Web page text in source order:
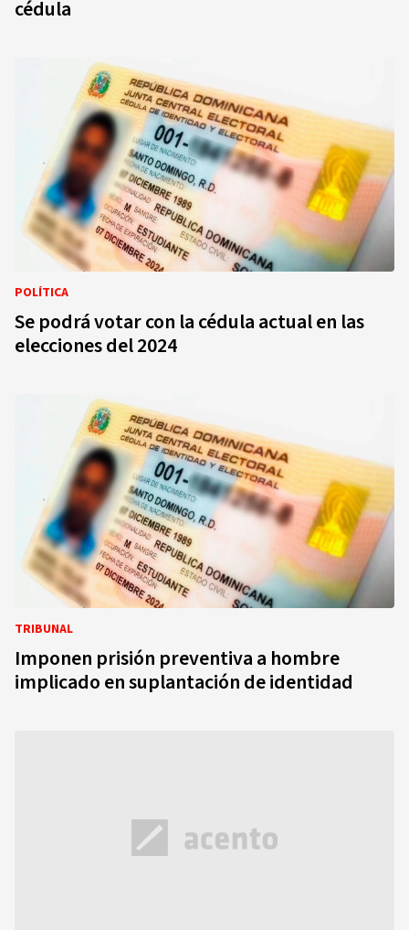
cédula
POLÍTICA
Se podrá votar con la cédula actual en las
elecciones del 2024
TRIBUNAL
Imponen prisión preventiva a hombre
implicado en suplantación de identidad